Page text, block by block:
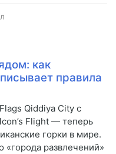
как
правила
Qiddiya City с
Flight — теперь
горки в мире.
«города развлечений»